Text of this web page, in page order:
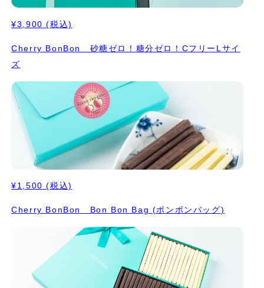
¥3,900 (税込)
Cherry BonBon 砂糖ゼロ！糖分ゼロ！CフリーLサイ
ズ
¥1,500 (税込)
Cherry BonBon Bon Bon Bag (ボンボンバッグ)